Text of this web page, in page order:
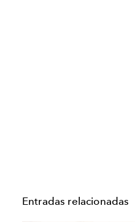
Entradas relacionadas